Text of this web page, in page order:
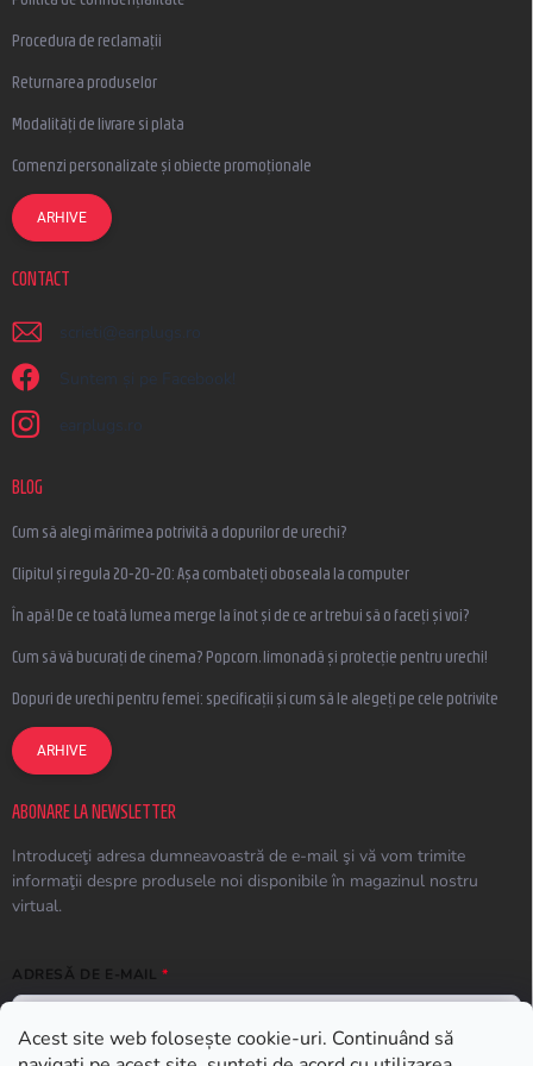
Acest site web folosește cookie-uri. Continuând să
Procedura de reclamații
Returnarea produselor
Modalități de livrare si plata
Comenzi personalizate și obiecte promoționale
ARHIVE
CONTACT
scrieti @ earplugs.ro
Suntem și pe Facebook!
earplugs.ro
BLOG
Cum să alegi mărimea potrivită a dopurilor de urechi?
Clipitul și regula 20-20-20: Așa combateți oboseala la computer
În apă! De ce toată lumea merge la înot și de ce ar trebui să o faceți și voi?
Cum să vă bucurați de cinema? Popcorn, limonadă și protecție pentru urechi!
Dopuri de urechi pentru femei: specificații și cum să le alegeți pe cele potrivite
ARHIVE
ABONARE LA NEWSLETTER
Introduceţi adresa dumneavoastră de e-mail şi vă vom trimite
informaţii despre produsele noi disponibile în magazinul nostru
virtual.
ADRESĂ DE E-MAIL